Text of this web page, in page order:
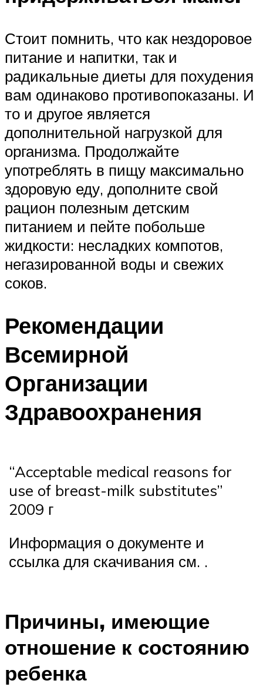
Стоит помнить, что как нездоровое
питание и напитки, так и
радикальные диеты для похудения
вам одинаково противопоказаны. И
то и другое является
дополнительной нагрузкой для
организма. Продолжайте
употреблять в пищу максимально
здоровую еду, дополните свой
рацион полезным детским
питанием и пейте побольше
жидкости: несладких компотов,
негазированной воды и свежих
соков.
Рекомендации
Всемирной
Организации
Здравоохранения
“Acceptable medical reasons for
use of breast-milk substitutes”
2009 г
Информация о документе и
ссылка для скачивания см. .
Причины, имеющие
отношение к состоянию
ребенка